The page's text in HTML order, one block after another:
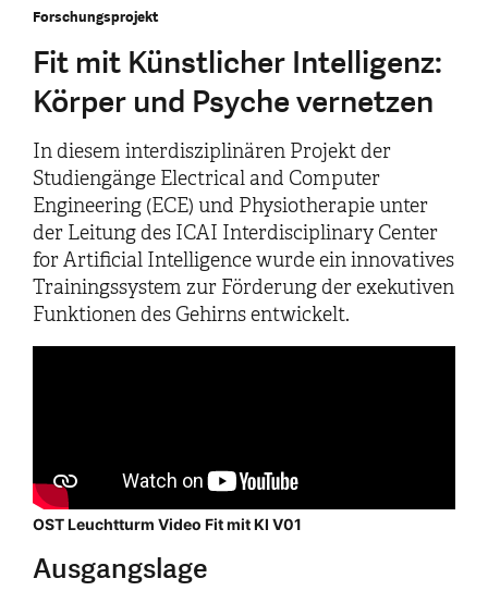
Forschungsprojekt
Fit mit Künstlicher Intelligenz:
Körper und Psyche vernetzen
In diesem interdisziplinären Projekt der
Studiengänge Electrical and Computer
Engineering (ECE) und Physiotherapie unter
der Leitung des ICAI Interdisciplinary Center
for Artificial Intelligence wurde ein innovatives
Trainingssystem zur Förderung der exekutiven
Funktionen des Gehirns entwickelt.
OST Leuchtturm Video Fit mit KI V01
Ausgangslage